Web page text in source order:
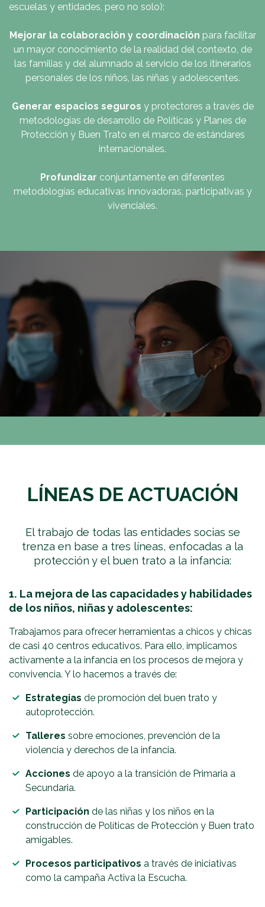
escuelas y entidades, pero no solo):
Mejorar la colaboración y coordinación para facilitar
un mayor conocimiento de la realidad del contexto, de
las familias y del alumnado al servicio de los itinerarios
personales de los niños, las niñas y adolescentes.
Generar espacios seguros y protectores a través de
metodologías de desarrollo de Políticas y Planes de
Protección y Buen Trato en el marco de estándares
internacionales.
Profundizar conjuntamente en diferentes
metodologías educativas innovadoras, participativas y
vivenciales.
LÍNEAS DE ACTUACIÓN
El trabajo de todas las entidades socias se
trenza en base a tres líneas, enfocadas a la
protección y el buen trato a la infancia:
1. La mejora de las capacidades y habilidades
de los niños, niñas y adolescentes:
Trabajamos para ofrecer herramientas a chicos y chicas
de casi 40 centros educativos. Para ello, implicamos
activamente a la infancia en los procesos de mejora y
convivencia. Y lo hacemos a través de:
Estrategias de promoción del buen trato y
autoprotección.
Talleres sobre emociones, prevención de la
violencia y derechos de la infancia.
Acciones de apoyo a la transición de Primaria a
Secundaria.
Participación de las niñas y los niños en la
construcción de Políticas de Protección y Buen trato
amigables.
Procesos participativos a través de iniciativas
como la campaña Activa la Escucha.